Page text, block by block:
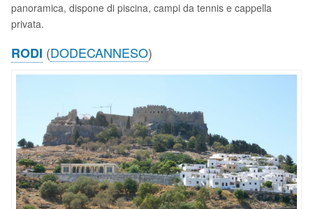
panoramica, dispone di piscina, campi da tennis e cappella
privata.
RODI (DODECANNESO)